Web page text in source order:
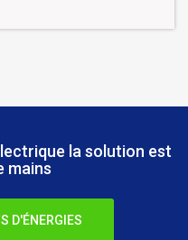
la solution est
mains
D'ÉNERGIES